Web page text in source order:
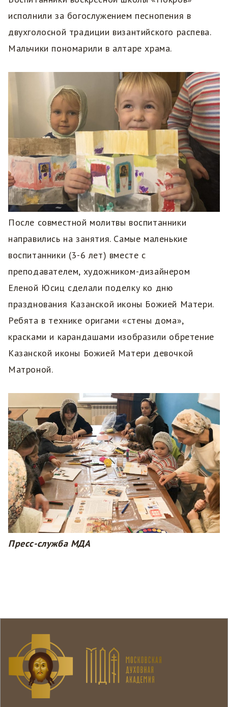
исполнили за богослужением песнопения в
двухголосной традиции византийского распева.
Мальчики пономарили в алтаре храма.
После совместной молитвы воспитанники
направились на занятия. Самые маленькие
воспитанники (3-6 лет) вместе с
преподавателем, художником-дизайнером
Еленой Юсиц сделали поделку ко дню
празднования Казанской иконы Божией Матери.
Ребята в технике оригами «стены дома»,
красками и карандашами изобразили обретение
Казанской иконы Божией Матери девочкой
Матроной.
Пресс-служба МДА